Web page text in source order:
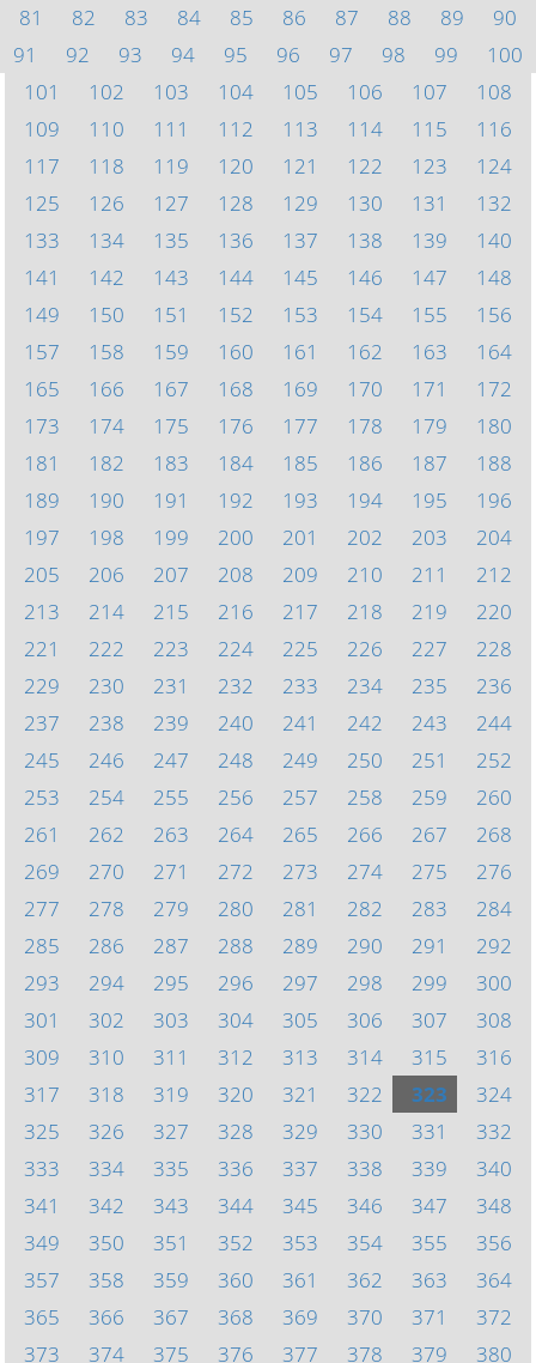
81
82 83 84 85 86 87 88 89
90
91
92 93 94 95 96 97 98 99
100
101
102 103 104 105 106 107
108
109
110 111 112 113 114 115
116
117
118 119 120 121 122 123
124
125
126 127 128 129 130 131
132
133
134 135 136 137 138 139
140
141
142 143 144 145 146 147
148
149
150 151 152 153 154 155
156
157
158 159 160 161 162 163
164
165
166 167 168 169 170 171
172
173
174 175 176 177 178 179
180
181
182 183 184 185 186 187
188
189
190 191 192 193 194 195
196
197
198 199 200 201 202 203
204
205
206 207 208 209 210 211
212
213
214 215 216 217 218 219
220
221
222 223 224 225 226 227
228
229
230 231 232 233 234 235
236
237
238 239 240 241 242 243
244
245
246 247 248 249 250 251
252
253
254 255 256 257 258 259
260
261
262 263 264 265 266 267
268
269
270 271 272 273 274 275
276
277
278 279 280 281 282 283
284
285
286 287 288 289 290 291
292
293
294 295 296 297 298 299
300
301
302 303 304 305 306 307
308
309
310 311 312 313 314 315
316
317
318 319 320 321 322 323
324
325
326 327 328 329 330 331
332
333
334 335 336 337 338 339
340
341
342 343 344 345 346 347
348
349
350 351 352 353 354 355
356
357
358 359 360 361 362 363
364
365
366 367 368 369 370 371
372
373
374 375 376 377 378 379 380